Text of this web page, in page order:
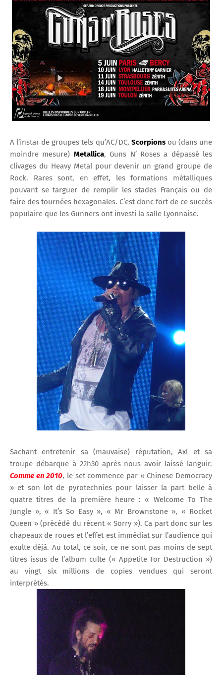
A l’instar de groupes tels qu’AC/DC, Scorpionsou (dans une
moindre mesure) Metallica, Guns N’ Roses a dépassé les
clivages du Heavy Metal pour devenir un grand groupe de
Rock. Rares sont, en effet, les formations métalliques
pouvant se targuer de remplir les stades Français ou de
faire des tournées hexagonales. C’est donc fort de ce succès
populaire que les Gunners ont investi la salle Lyonnaise.
Sachant entretenir sa (mauvaise) réputation, Axl et sa
troupe débarque à 22h30 après nous avoir laissé languir.
Comme en 2010, le set commence par « Chinese Democracy
» et son lot de pyrotechnies pour laisser la part belle à
quatre titres de la première heure : « Welcome To The
Jungle », « It’s So Easy », « Mr Brownstone », « Rocket
Queen » (précédé du récent « Sorry »). Ca part donc sur les
chapeaux de roues et l’effet est immédiat sur l’audience qui
exulte déjà. Au total, ce soir, ce ne sont pas moins de sept
titres issus de l’album culte (« Appetite For Destruction »)
au vingt six millions de copies vendues qui seront
interprétés.